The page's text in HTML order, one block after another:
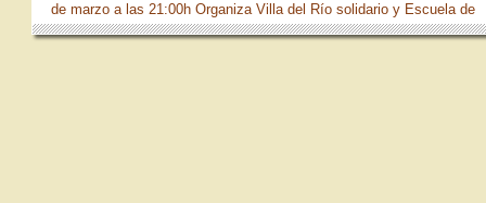
de marzo a las 21:00h Organiza Villa del Río solidario y Escuela de
Participación Ciudadana de Villa del Río. Además, se realizará un